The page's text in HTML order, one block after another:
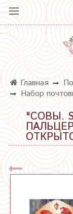
Главная
Набор
"СОВЫ.